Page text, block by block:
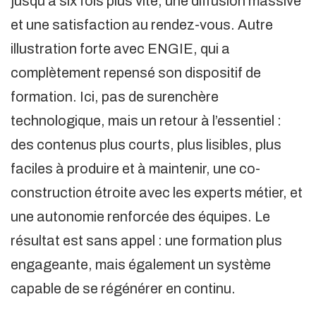
et une satisfaction au rendez-vous. Autre
illustration forte avec ENGIE, qui a
complètement repensé son dispositif de
formation. Ici, pas de surenchère
technologique, mais un retour à l’essentiel :
des contenus plus courts, plus lisibles, plus
faciles à produire et à maintenir, une co-
construction étroite avec les experts métier, et
une autonomie renforcée des équipes. Le
résultat est sans appel : une formation plus
engageante, mais également un système
capable de se régénérer en continu.